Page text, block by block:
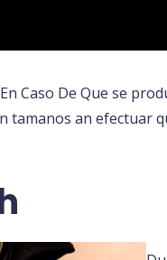
Caso De Que se
tamanos an